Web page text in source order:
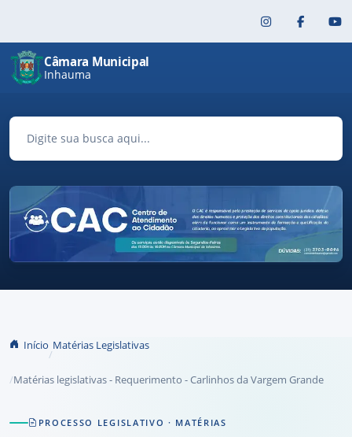
Câmara Municipal
Inhauma
Início Matérias Legislativas
Matérias legislativas - Requerimento - Carlinhos da Vargem Grande
PROCESSO LEGISLATIVO · MATÉRIAS